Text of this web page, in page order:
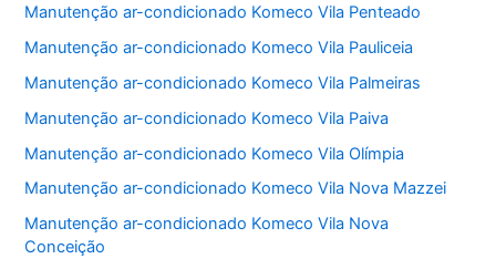
Manutenção ar-condicionado Komeco Vila Penteado
Manutenção ar-condicionado Komeco Vila Pauliceia
Manutenção ar-condicionado Komeco Vila Palmeiras
Manutenção ar-condicionado Komeco Vila Paiva
Manutenção ar-condicionado Komeco Vila Olímpia
Manutenção ar-condicionado Komeco Vila Nova Mazzei
Manutenção ar-condicionado Komeco Vila Nova
Conceição